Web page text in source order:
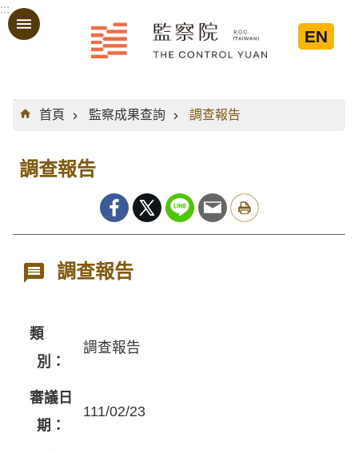
跳到主要內容區塊
:::
EN
:::
首頁
監察成果查詢 調查報告
調查報告
調查報告
類
別：
調查報告
審議日
期：
111/02/23